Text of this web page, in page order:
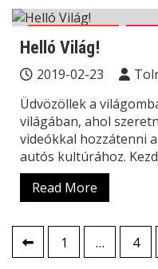
Bakancslista
Helló Világ!
2019-02-23
Üdvözöllek a
világában, ahol
videókkal hozzátenni
autós kultúrához.
Read More
Bejegyzések
1 … 4